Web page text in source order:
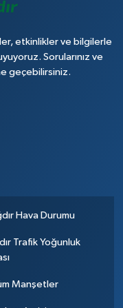
etkinlikler ve bilgilerle
Sorularınız ve
geçebilirsiniz.
Hava Durumu
Trafik Yoğunluk
Manşetler